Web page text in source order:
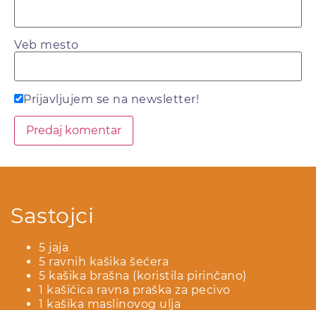
Veb mesto
Prijavljujem se na newsletter!
Sastojci
5 jaja
5 ravnih kašika šećera
5 kašika brašna (koristila pirinčano)
1 kašičica ravna praška za pecivo
1 kašika maslinovog ulja